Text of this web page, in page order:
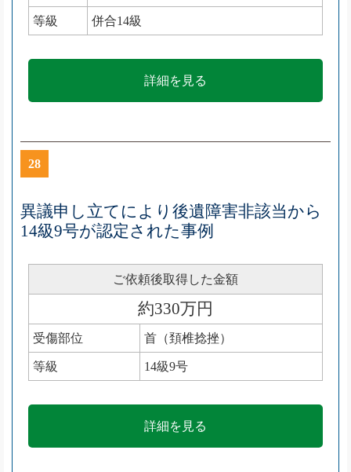
等級 併合14級
詳細を見る
28
異議申し立てにより後遺障害非該当から
14級9号が認定された事例
ご依頼後取得した金額
約330万円
受傷部位 首（頚椎捻挫）
等級 14級9号
詳細を見る